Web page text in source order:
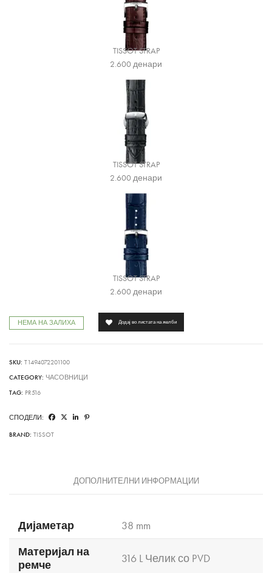
TISSOT STRAP
2.600денари
TISSOT STRAP
2.600денари
TISSOT STRAP
2.600денари
НЕМА НА ЗАЛИХА Додај во листата на желби
SKU: T1494072201100
CATEGORY: ЧАСОВНИЦИ
TAG: PR516
СПОДЕЛИ:
BRAND: TISSOT
ДОПОЛНИТЕЛНИ ИНФОРМАЦИИ
Дијаметар
38 mm
Материјал на
ремче
316 L Челик со PVD